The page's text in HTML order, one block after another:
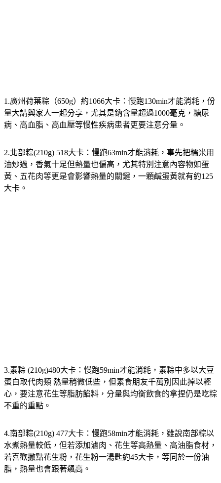
1.廣州荷葉粽（650g）約1066大卡： 慢跑130min才能消耗，份
量大請與家人一起分享，尤其是鈉含量超過1000毫克，糖尿
病、高血脂、高血壓等慢性疾病患者更要注意分量。
2.北部粽(210g) 518大卡： 慢跑63min才能消耗，事先把糯米用
油炒過，香氣十足但熱量也偏高，尤其特別注意內容物如蛋
黃、五花肉等更是會影響熱量的關鍵，一顆鹹蛋黃就有約125
大卡。
3.素粽 (210g)480大卡： 慢跑59min才能消耗，素粽中多以大豆
蛋白取代肉類 熱量稍微低些，但素食朋友千萬別因此掉以輕
心，要注意花生等脂肪餡料，分量與均衡飲食的拿捏仍是吃粽
不重的重點。
4.南部粽(210g) 477大卡： 慢跑58min才能消耗，雖說南部粽以
水煮熱量較低，但若添加滷肉、花生等高熱量、高油脂食材，
若喜歡撒點花生粉，花生粉一湯匙約45大卡，等同於一份油
脂，熱量也會跟著飆高。